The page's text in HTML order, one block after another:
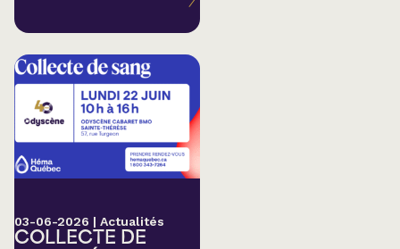
03-06-2026 | Actualités
COLLECTE DE